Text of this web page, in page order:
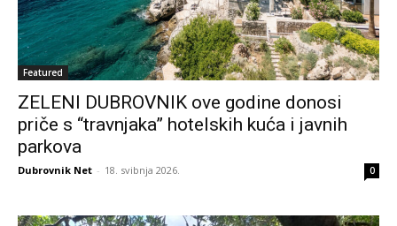
Featured
ZELENI DUBROVNIK ove godine donosi
priče s “travnjaka” hotelskih kuća i javnih
parkova
Dubrovnik Net - 18. svibnja 2026. 0